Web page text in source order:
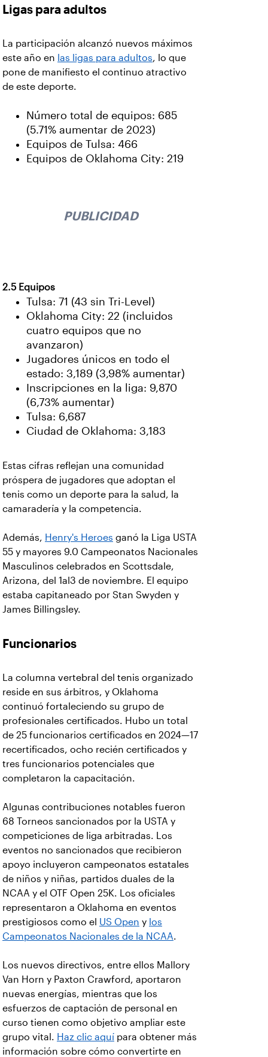
Ligas para adultos
La participación alcanzó nuevos máximos
este año en las ligas para adultos, lo que
pone de manifiesto el continuo atractivo
de este deporte.
Número total de equipos: 685
(5.71% aumentar de 2023)
Equipos de Tulsa: 466
Equipos de Oklahoma City: 219
PUBLICIDAD
2.5 Equipos
Tulsa: 71 (43 sin Tri-Level)
Oklahoma City: 22 (incluidos
cuatro equipos que no
avanzaron)
Jugadores únicos en todo el
estado: 3,189 (3,98% aumentar)
Inscripciones en la liga: 9,870
(6,73% aumentar)
Tulsa: 6,687
Ciudad de Oklahoma: 3,183
Estas cifras reflejan una comunidad
próspera de jugadores que adoptan el
tenis como un deporte para la salud, la
camaradería y la competencia.
Además, Henry's Heroes ganó la Liga USTA
55 y mayores 9.0 Campeonatos Nacionales
Masculinos celebrados en Scottsdale,
Arizona, del 1al3 de noviembre. El equipo
estaba capitaneado por Stan Swyden y
James Billingsley.
Funcionarios
La columna vertebral del tenis organizado
reside en sus árbitros, y Oklahoma
continuó fortaleciendo su grupo de
profesionales certificados. Hubo un total
de 25 funcionarios certificados en 2024—17
recertificados, ocho recién certificados y
tres funcionarios potenciales que
completaron la capacitación.
Algunas contribuciones notables fueron
68 Torneos sancionados por la USTA y
competiciones de liga arbitradas. Los
eventos no sancionados que recibieron
apoyo incluyeron campeonatos estatales
de niños y niñas, partidos duales de la
NCAA y el OTF Open 25K. Los oficiales
representaron a Oklahoma en eventos
prestigiosos como el US Open y los
Campeonatos Nacionales de la NCAA.
Los nuevos directivos, entre ellos Mallory
Van Horn y Paxton Crawford, aportaron
nuevas energías, mientras que los
esfuerzos de captación de personal en
curso tienen como objetivo ampliar este
grupo vital. Haz clic aquí para obtener más
información sobre cómo convertirte en